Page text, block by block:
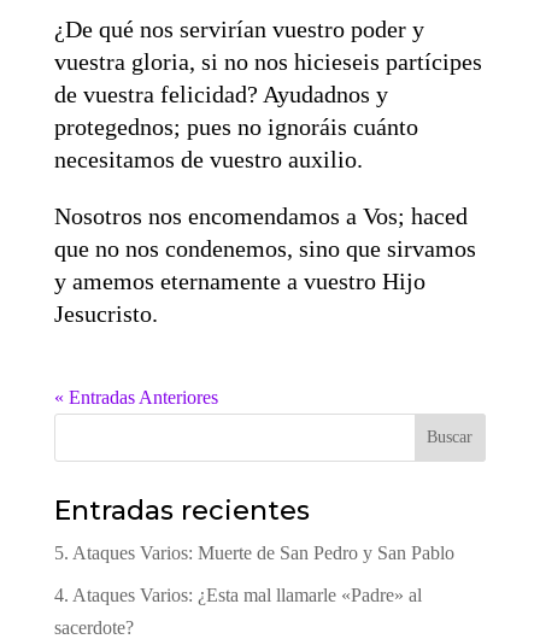
¿De qué nos servirían vuestro poder y
vuestra gloria, si no nos hicieseis partícipes
de vuestra felicidad? Ayudadnos y
protegednos; pues no ignoráis cuánto
necesitamos de vuestro auxilio.
Nosotros nos encomendamos a Vos; haced
que no nos condenemos, sino que sirvamos
y amemos eternamente a vuestro Hijo
Jesucristo.
« Entradas Anteriores
Buscar
Entradas recientes
5. Ataques Varios: Muerte de San Pedro y San Pablo
4. Ataques Varios: ¿Esta mal llamarle «Padre» al
sacerdote?